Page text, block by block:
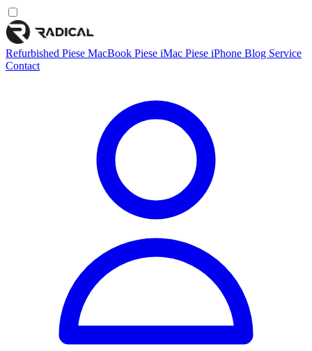
Refurbished Piese MacBook Piese iMac Piese iPhone Blog Service
Contact